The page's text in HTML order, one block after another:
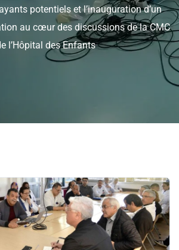
potentiels et l’inauguration d’un
au cœur des discussions de la CMC
l’Hôpital des Enfants